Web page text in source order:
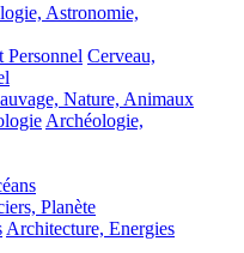
Astronomie,
Personnel Cerveau,
Nature, Animaux
Archéologie,
Planète
Architecture, Energies